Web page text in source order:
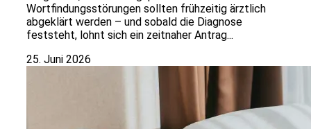
Wortfindungsstörungen sollten frühzeitig ärztlich
abgeklärt werden – und sobald die Diagnose
feststeht, lohnt sich ein zeitnaher Antrag...
25. Juni 2026